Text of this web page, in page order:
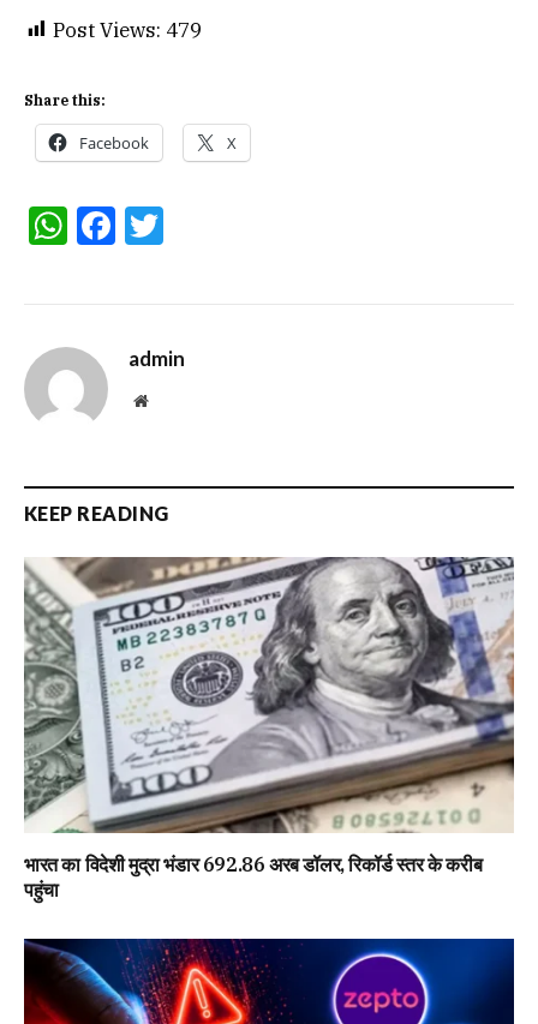
Post Views: 479
Share this:
Facebook X
WhatsApp
Facebook
admin
Website
KEEP READING
भारत का विदेशी मुद्रा भंडार 692.86 अरब डॉलर, रिकॉर्ड स्तर के करीब
पहुंचा